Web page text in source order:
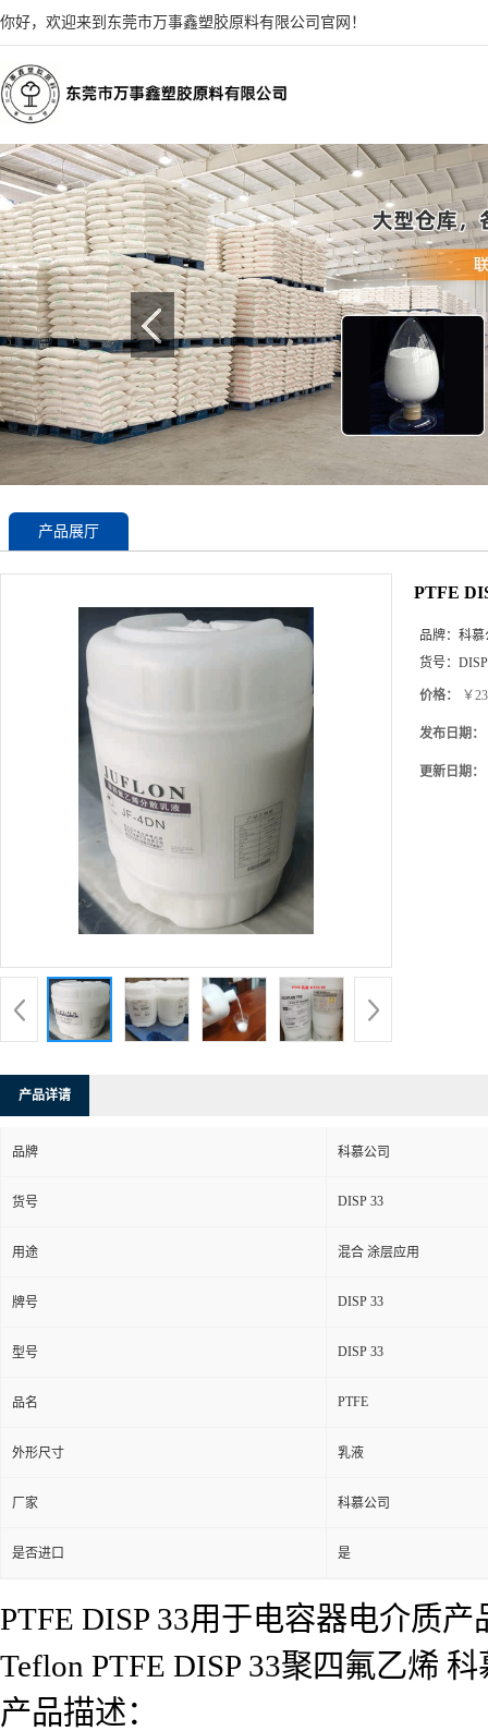
你好，欢迎来到东莞市万事鑫塑胶原料有限公司官网！
产品展厅
PTFE
品牌： 科慕
货号：
价格： ￥
发布日期：
更新日期：
产品详请
品牌 科慕公司
货号 DISP 33
用途 混合 涂层应用
牌号 DISP 33
型号 DISP 33
品名 PTFE
外形尺寸 乳液
厂家 科慕公司
是否进口 是
PTFE DISP 33用于电容器电介质产
Teflon PTFE DISP 33聚四氟乙烯
产品描述：